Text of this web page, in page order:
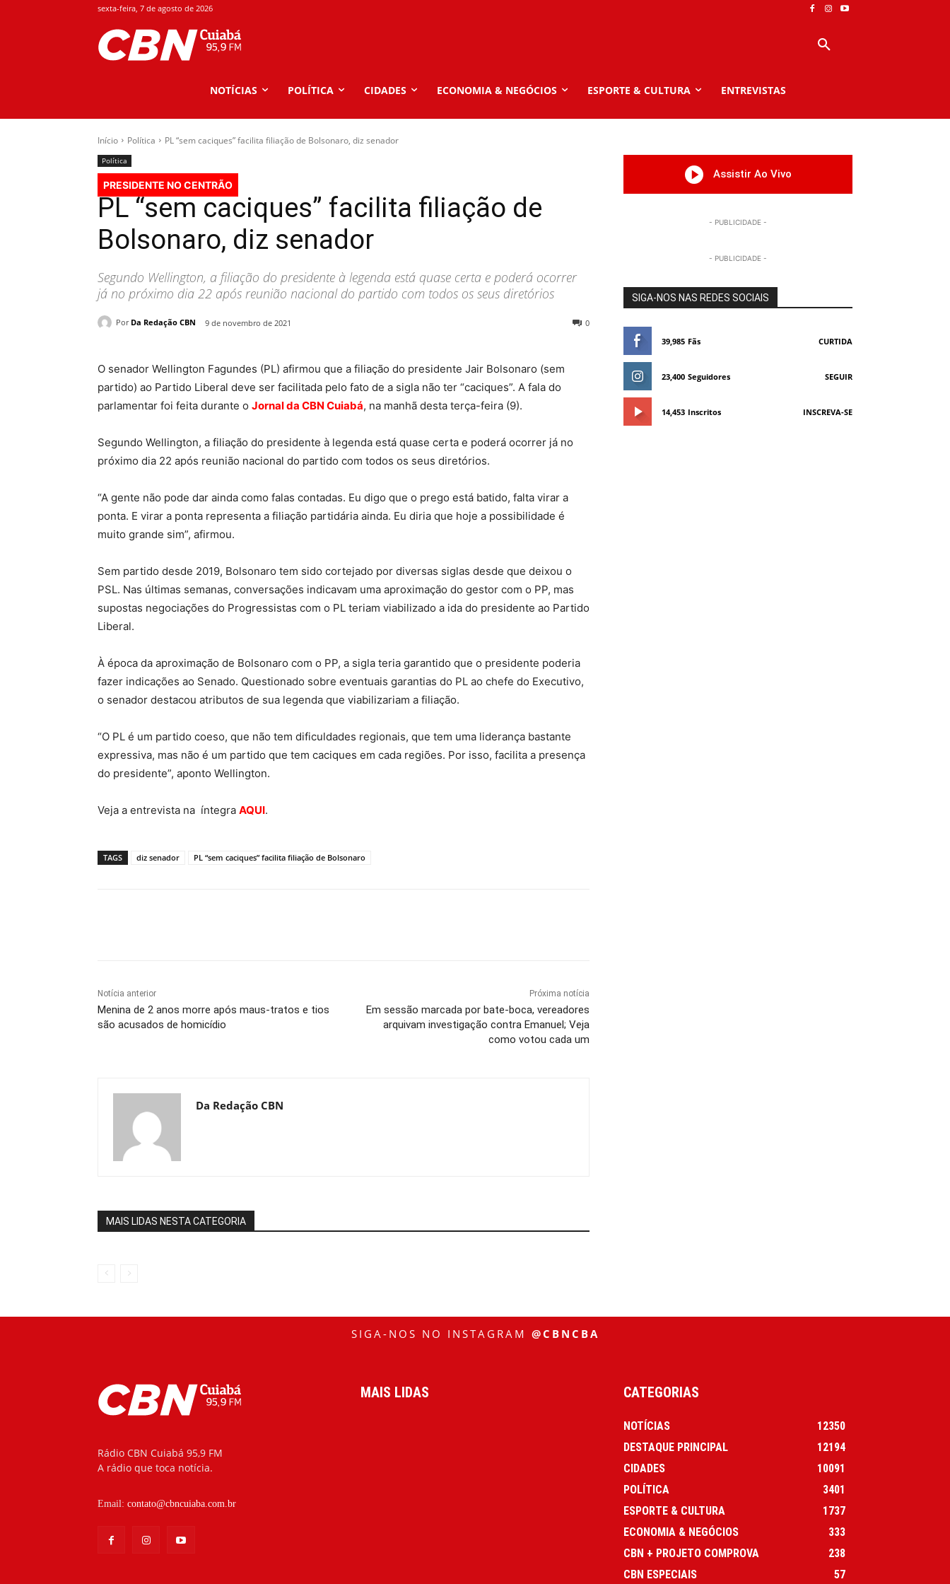
sexta-feira, 7 de agosto de 2026
NOTÍCIAS POLÍTICA CIDADES ECONOMIA & NEGÓCIOS ESPORTE & CULTURA ENTREVISTAS
Início Política PL “sem caciques” facilita filiação de Bolsonaro, diz senador
Política
PRESIDENTE NO CENTRÃO
PL “sem caciques” facilita filiação de
Bolsonaro, diz senador
Segundo Wellington, a filiação do presidente à legenda está quase certa e poderá ocorrer
já no próximo dia 22 após reunião nacional do partido com todos os seus diretórios
Por Da Redação CBN 9 de novembro de 2021 0
O senador Wellington Fagundes (PL) afirmou que a filiação do presidente Jair Bolsonaro (sem
partido) ao Partido Liberal deve ser facilitada pelo fato de a sigla não ter “caciques”. A fala do
parlamentar foi feita durante o Jornal da CBN Cuiabá, na manhã desta terça-feira (9).
Segundo Wellington, a filiação do presidente à legenda está quase certa e poderá ocorrer já no
próximo dia 22 após reunião nacional do partido com todos os seus diretórios.
“A gente não pode dar ainda como falas contadas. Eu digo que o prego está batido, falta virar a
ponta. E virar a ponta representa a filiação partidária ainda. Eu diria que hoje a possibilidade é
muito grande sim”, afirmou.
Sem partido desde 2019, Bolsonaro tem sido cortejado por diversas siglas desde que deixou o
PSL. Nas últimas semanas, conversações indicavam uma aproximação do gestor com o PP, mas
supostas negociações do Progressistas com o PL teriam viabilizado a ida do presidente ao Partido
Liberal.
À época da aproximação de Bolsonaro com o PP, a sigla teria garantido que o presidente poderia
fazer indicações ao Senado. Questionado sobre eventuais garantias do PL ao chefe do Executivo,
o senador destacou atributos de sua legenda que viabilizariam a filiação.
“O PL é um partido coeso, que não tem dificuldades regionais, que tem uma liderança bastante
expressiva, mas não é um partido que tem caciques em cada regiões. Por isso, facilita a presença
do presidente”, aponto Wellington.
Veja a entrevista na íntegra AQUI.
TAGS diz senador PL “sem caciques” facilita filiação de Bolsonaro
Notícia anterior
Menina de 2 anos morre após maus-tratos e tios
são acusados de homicídio
Próxima notícia
Em sessão marcada por bate-boca, vereadores
arquivam investigação contra Emanuel; Veja
como votou cada um
Da Redação CBN
MAIS LIDAS NESTA CATEGORIA
Assistir Ao Vivo
- PUBLICIDADE -
- PUBLICIDADE -
SIGA-NOS NAS REDES SOCIAIS
39,985 Fãs CURTIDA
23,400 Seguidores SEGUIR
14,453 Inscritos INSCREVA-SE
SIGA-NOS NO INSTAGRAM @CBNCBA
Rádio CBN Cuiabá 95,9 FM
A rádio que toca notícia.
Email: contato@cbncuiaba.com.br
MAIS LIDAS CATEGORIAS
NOTÍCIAS
12350
DESTAQUE PRINCIPAL
12194
CIDADES
10091
POLÍTICA
3401
ESPORTE & CULTURA
1737
ECONOMIA & NEGÓCIOS
333
CBN + PROJETO COMPROVA
238
CBN ESPECIAIS
57